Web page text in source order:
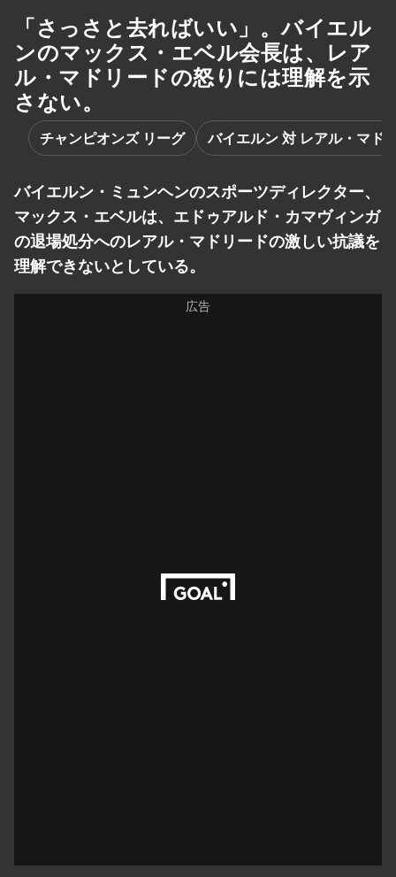
「さっさと去ればいい」。バイエル
ンのマックス・エベル会長は、レア
ル・マドリードの怒りには理解を示
さない。
チャンピオンズ リーグ バイエルン 対 レアル・マド
バイエルン・ミュンヘンのスポーツディレクター、
マックス・エベルは、エドゥアルド・カマヴィンガ
の退場処分へのレアル・マドリードの激しい抗議を
理解できないとしている。